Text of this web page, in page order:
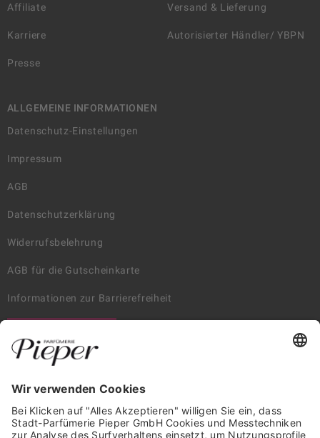
Affiliate
Karriere
Presse
Versand & Lieferung
Autorisierter Händler/ YBPN
ALLGEMEINE INFORMATIONEN
Datenschutz-Einstellungen
Impressum
AGB
Datenschutzerklärung
Widerrufsbelehrung
AGB für die Gutscheinkarte
Informationen zur Barrierefreiheit